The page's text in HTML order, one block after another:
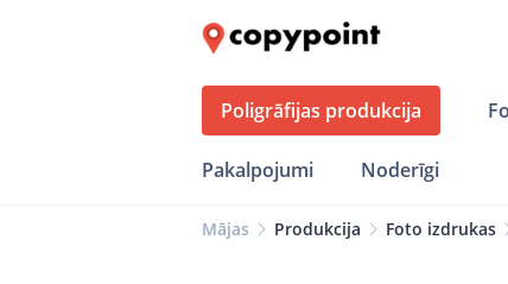
Poligrāfijas produkcija
Pakalpojumi Noderīgi
Mājas Produkcija Foto izdrukas